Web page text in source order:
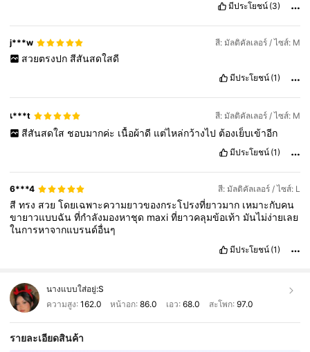
มีประโยชน์ (3)
j***w สี: มัลติคัลเลอร์ / ไซส์: M
สวยตรงปก สีสันสดใสดี
มีประโยชน์ (1)
เ***t สี: มัลติคัลเลอร์ / ไซส์: M
สีสันสดใส ชอบมากค่ะ เนื้อผ้าดี แต่ไหล่กว้างไป ต้องเย็บเข้าอีก
มีประโยชน์ (1)
6***4 สี: มัลติคัลเลอร์ / ไซส์: L
สีทรง สวยโดยเฉพาะความยาวของกระโปรงที่ยาวมาก เหมาะกับคน
ขายาวแบบฉันที่กำลังมองหาชุด maxiที่ยาวคลุมข้อเท้ามันไม่ง่ายเลย
ในการหาจากแบรนด์อื่นๆ
มีประโยชน์ (1)
นางแบบใส่อยู่:S
ความสูง: 162.0 หน้าอก:86.0 เอว: 68.0 สะโพก: 97.0
รายละเอียดสินค้า